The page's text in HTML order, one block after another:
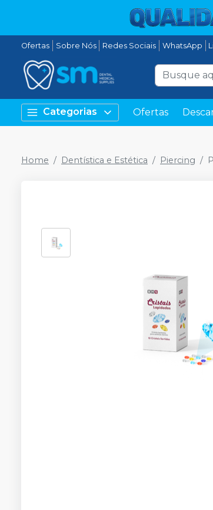
Ofertas Sobre Nós Redes Sociais WhatsApp
Categorias Ofertas
Home Dentística e Estética Piercing